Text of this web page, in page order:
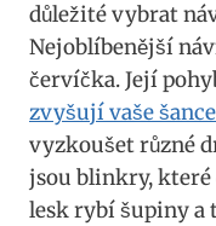
důležité vybrat
Nejoblíbenější
červíčka. Její
zvyšují vaše
vyzkoušet různé
jsou blinkry, které
lesk rybí šupiny a